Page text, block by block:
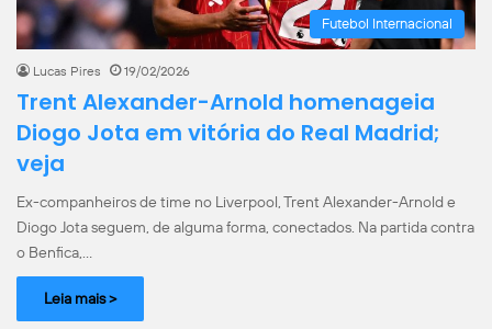
Futebol Internacional
Lucas Pires 19/02/2026
Trent Alexander-Arnold homenageia
Diogo Jota em vitória do Real Madrid;
veja
Ex-companheiros de time no Liverpool, Trent Alexander-Arnold e
Diogo Jota seguem, de alguma forma, conectados. Na partida contra
o Benfica,…
Leia mais >